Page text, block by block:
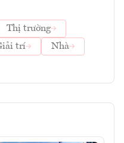
Thị trường
trí
Nhà